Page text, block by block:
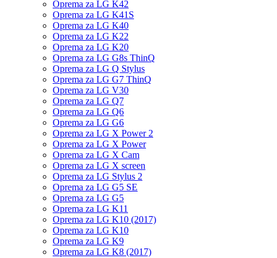
Oprema za LG K42
Oprema za LG K41S
Oprema za LG K40
Oprema za LG K22
Oprema za LG K20
Oprema za LG G8s ThinQ
Oprema za LG Q Stylus
Oprema za LG G7 ThinQ
Oprema za LG V30
Oprema za LG Q7
Oprema za LG Q6
Oprema za LG G6
Oprema za LG X Power 2
Oprema za LG X Power
Oprema za LG X Cam
Oprema za LG X screen
Oprema za LG Stylus 2
Oprema za LG G5 SE
Oprema za LG G5
Oprema za LG K11
Oprema za LG K10 (2017)
Oprema za LG K10
Oprema za LG K9
Oprema za LG K8 (2017)